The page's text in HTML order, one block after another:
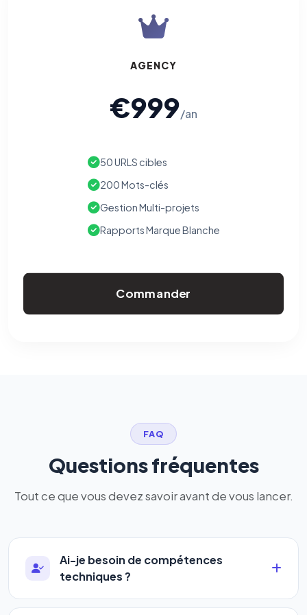
AGENCY
€999/an
50 URLS cibles
200 Mots-clés
Gestion Multi-projets
Rapports Marque Blanche
Commander
FAQ
Questions fréquentes
Tout ce que vous devez savoir avant de vous lancer.
Ai-je besoin de compétences
techniques ?
Absolument pas. Notre logiciel a été conçu pour